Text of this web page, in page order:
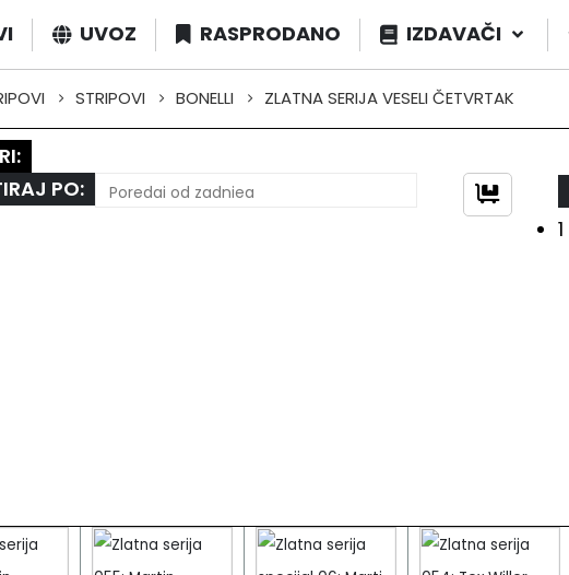
UVOZ RASPRODANO IZDAVAČI
STRIPOVI BONELLI ZLATNA SERIJA VESELI ČETVRTAK
PO:
1